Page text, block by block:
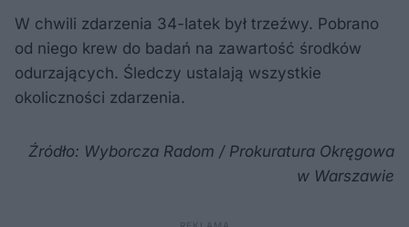
W chwili zdarzenia 34-latek był trzeźwy. Pobrano
od niego krew do badań na zawartość środków
odurzających. Śledczy ustalają wszystkie
okoliczności zdarzenia.
Źródło: Wyborcza Radom / Prokuratura Okręgowa
w Warszawie